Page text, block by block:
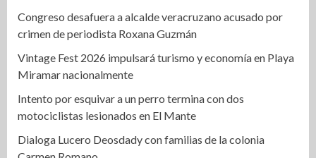
Congreso desafuera a alcalde veracruzano acusado por
crimen de periodista Roxana Guzmán
Vintage Fest 2026 impulsará turismo y economía en Playa
Miramar nacionalmente
Intento por esquivar a un perro termina con dos
motociclistas lesionados en El Mante
Dialoga Lucero Deosdady con familias de la colonia